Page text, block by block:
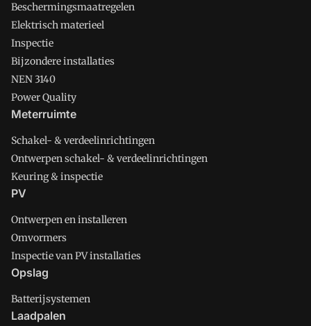
Beschermingsmaatregelen
Elektrisch materieel
Inspectie
Bijzondere installaties
NEN 3140
Power Quality
Meterruimte
Schakel- & verdeelinrichtingen
Ontwerpen schakel- & verdeelinrichtingen
Keuring & inspectie
PV
Ontwerpen en installeren
Omvormers
Inspectie van PV installaties
Opslag
Batterijsystemen
Laadpalen